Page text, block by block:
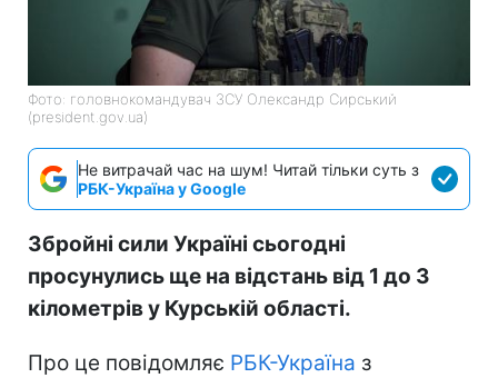
Фото: головнокомандувач ЗСУ Олександр Сирський
(president.gov.ua)
Не витрачай час на шум! Читай тільки суть з
РБК-Україна у Google
Збройні сили Україні сьогодні
просунулись ще на відстань від 1 до 3
кілометрів у Курській області.
Про це повідомляє РБК-Україна з